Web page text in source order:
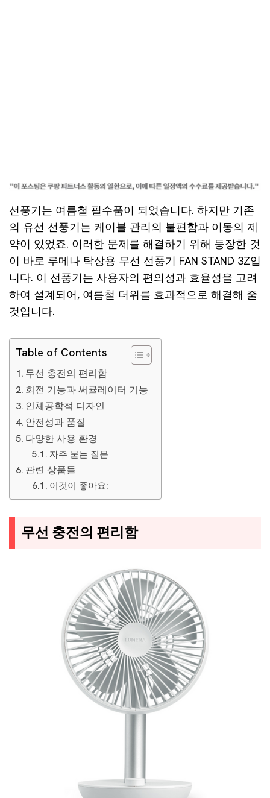
선풍기는 여름철 필수품이 되었습니다. 하지만 기존
의 유선 선풍기는 케이블 관리의 불편함과 이동의 제
약이 있었죠. 이러한 문제를 해결하기 위해 등장한 것
이 바로 루메나 탁상용 무선 선풍기 FAN STAND 3Z입
니다. 이 선풍기는 사용자의 편의성과 효율성을 고려
하여 설계되어, 여름철 더위를 효과적으로 해결해 줄
것입니다.
Table of Contents
무선 충전의 편리함
회전 기능과 써큘레이터 기능
인체공학적 디자인
안전성과 품질
다양한 사용 환경
자주 묻는 질문
관련 상품들
이것이 좋아요:
무선 충전의 편리함